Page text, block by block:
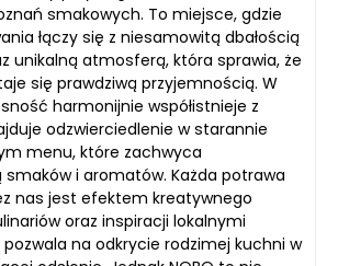
smakowych. To miejsce, gdzie
łączy się z niesamowitą dbałością
unikalną atmosferą, która sprawia, że
się prawdziwą przyjemnością. W
harmonijnie współistnieje z
odzwierciedlenie w starannie
menu, które zachwyca
i aromatów. Każda potrawa
nas jest efektem kreatywnego
oraz inspiracji lokalnymi
pozwala na odkrycie rodzimej kuchni w